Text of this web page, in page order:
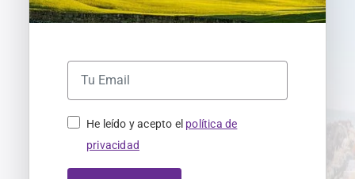
He leído y acepto el política de
privacidad